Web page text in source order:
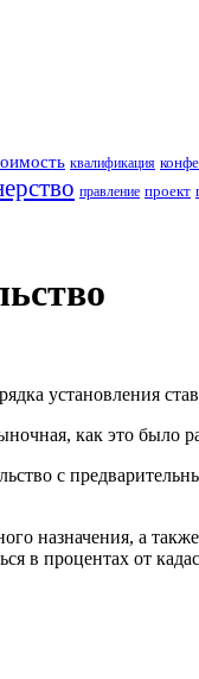
квалификация
правление проект
установления
как это было
с
назначения, а
в процентах от